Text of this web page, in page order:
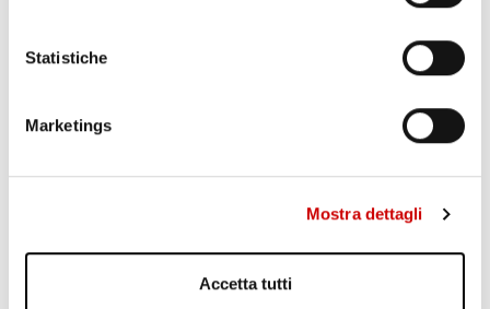
Statistiche
Marketings
Mostra dettagli
Accetta tutti
AGGUATO A TERZIGNO: DUE FERITI